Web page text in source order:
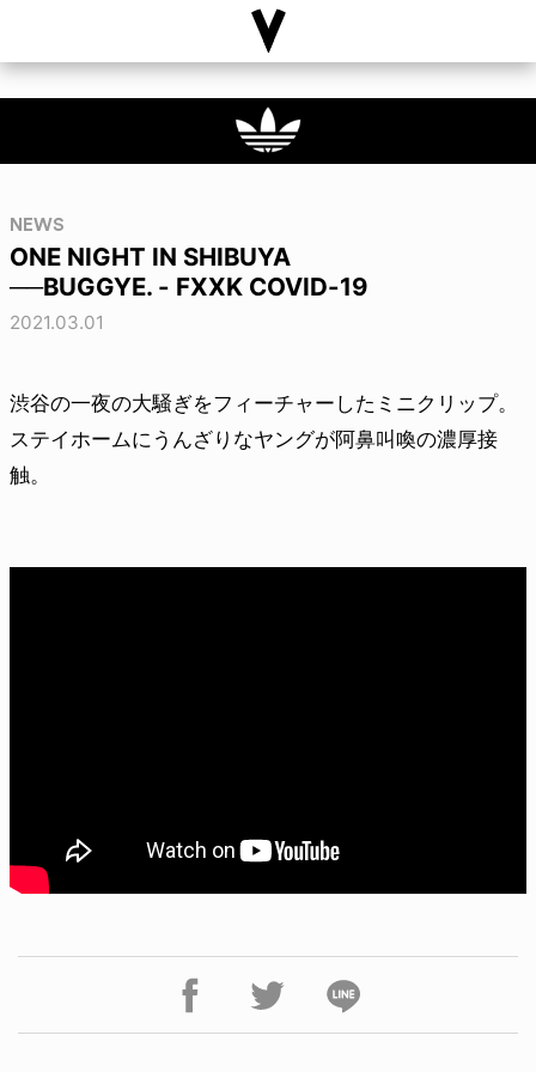
NEWS
ONE NIGHT IN SHIBUYA
──BUGGYE. - FXXK COVID-19
2021.03.01
渋谷の一夜の大騒ぎをフィーチャーしたミニクリップ。
ステイホームにうんざりなヤングが阿鼻叫喚の濃厚接
触。